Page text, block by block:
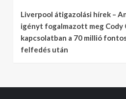
Liverpool átigazolási hírek –
igényt fogalmazott meg Cody
kapcsolatban a 70 millió
felfedés után